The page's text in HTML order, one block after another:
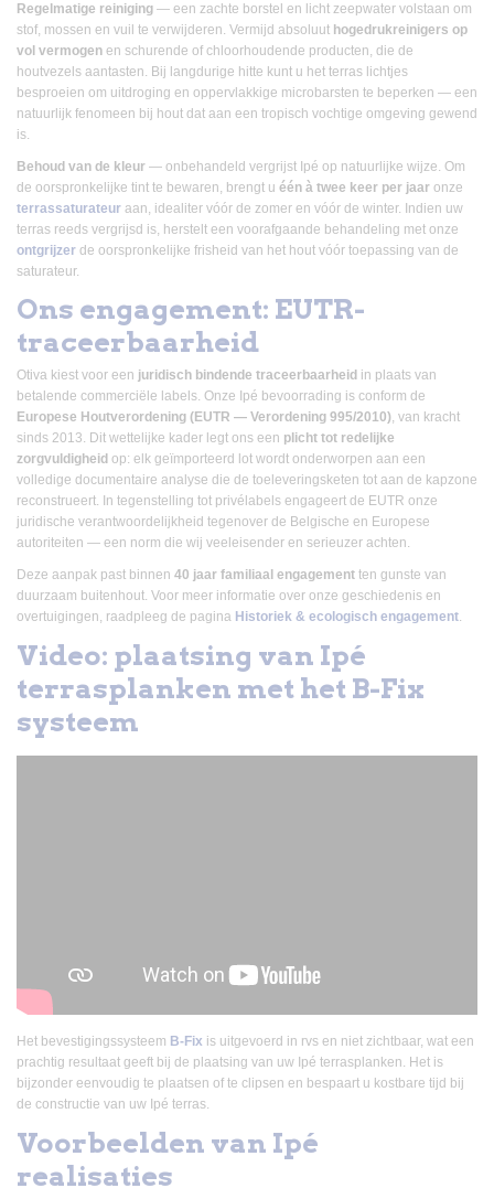
Regelmatige reiniging — een zachte borstel en licht zeepwater volstaan om
stof, mossen en vuil te verwijderen. Vermijd absoluut hogedrukreinigers op
vol vermogen en schurende of chloorhoudende producten, die de
houtvezels aantasten. Bij langdurige hitte kunt u het terras lichtjes
besproeien om uitdroging en oppervlakkige microbarsten te beperken — een
natuurlijk fenomeen bij hout dat aan een tropisch vochtige omgeving gewend
is.
Behoud van de kleur — onbehandeld vergrijst Ipé op natuurlijke wijze. Om
de oorspronkelijke tint te bewaren, brengt u één à twee keer per jaar onze
terrassaturateur aan, idealiter vóór de zomer en vóór de winter. Indien uw
terras reeds vergrijsd is, herstelt een voorafgaande behandeling met onze
ontgrijzer de oorspronkelijke frisheid van het hout vóór toepassing van de
saturateur.
Ons engagement: EUTR-
traceerbaarheid
Otiva kiest voor een juridisch bindende traceerbaarheid in plaats van
betalende commerciële labels. Onze Ipé bevoorrading is conform de
Europese Houtverordening (EUTR — Verordening 995/2010), van kracht
sinds 2013. Dit wettelijke kader legt ons een plicht tot redelijke
zorgvuldigheid op: elk geïmporteerd lot wordt onderworpen aan een
volledige documentaire analyse die de toeleveringsketen tot aan de kapzone
reconstrueert. In tegenstelling tot privélabels engageert de EUTR onze
juridische verantwoordelijkheid tegenover de Belgische en Europese
autoriteiten — een norm die wij veeleisender en serieuzer achten.
Deze aanpak past binnen 40 jaar familiaal engagement ten gunste van
duurzaam buitenhout. Voor meer informatie over onze geschiedenis en
overtuigingen, raadpleeg de pagina Historiek & ecologisch engagement.
Video: plaatsing van Ipé
terrasplanken met het B-Fix
systeem
Het bevestigingssysteem B-Fix is uitgevoerd in rvs en niet zichtbaar, wat een
prachtig resultaat geeft bij de plaatsing van uw Ipé terrasplanken. Het is
bijzonder eenvoudig te plaatsen of te clipsen en bespaart u kostbare tijd bij
de constructie van uw Ipé terras.
Voorbeelden van Ipé
realisaties